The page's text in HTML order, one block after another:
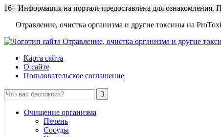
16+ Информация на портале предоставлена для ознакомления.
Отравление, очистка организма и другие токсины на
Карта сайта
О сайте
Пользовательское соглашение
Очищение организма
Печень
Сосуды